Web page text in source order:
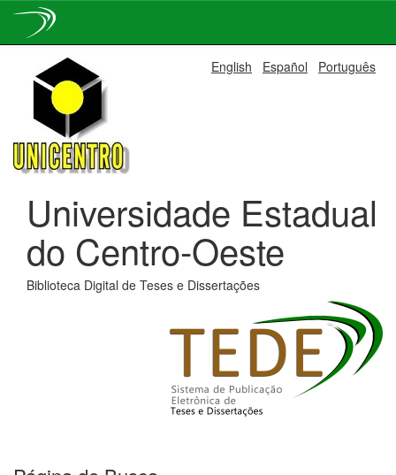
navigation
English Español Português
Universidade Estadual
do Centro-Oeste
Biblioteca Digital de Teses e Dissertações